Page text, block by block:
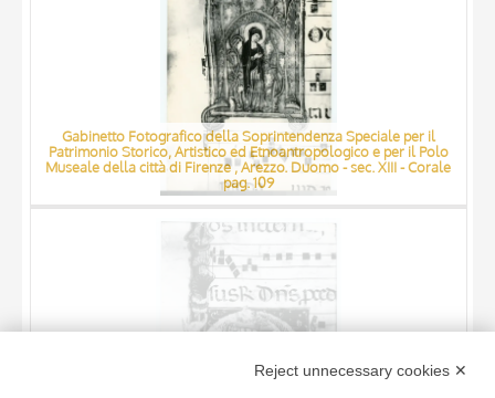
Gabinetto Fotografico della Soprintendenza Speciale per il
Patrimonio Storico, Artistico ed Etnoantropologico e per il Polo
Museale della città di Firenze , Arezzo. Duomo - sec. XIII - Corale
pag. 109
AUTHOR
Reject unnecessary cookies ✕